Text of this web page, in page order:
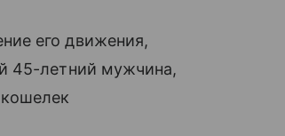
его движения,
45-летний мужчина,